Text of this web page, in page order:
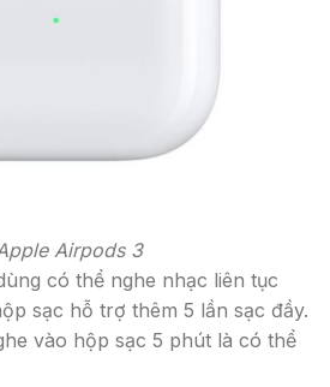
Airpods 3
có thể nghe nhạc liên tục
sạc hỗ trợ thêm 5 lần sạc đầy.
vào hộp sạc 5 phút là có thể